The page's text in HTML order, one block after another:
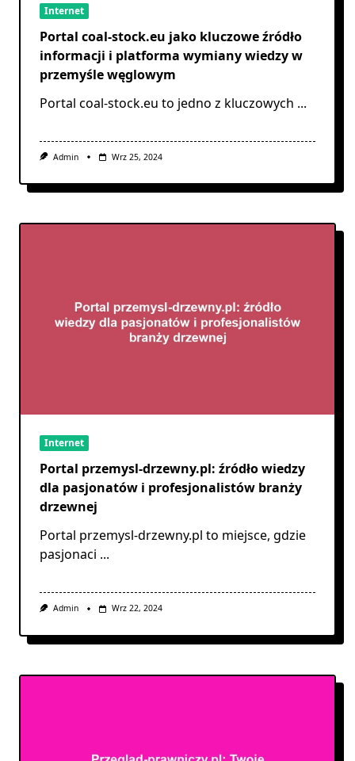
Internet
Portal coal-stock.eu jako kluczowe źródło
informacji i platforma wymiany wiedzy w
przemyśle węglowym
Portal coal-stock.eu to jedno z kluczowych ...
Admin Wrz 25, 2024
Internet
Portal przemysl-drzewny.pl: źródło wiedzy
dla pasjonatów i profesjonalistów branży
drzewnej
Portal przemysl-drzewny.pl to miejsce, gdzie
pasjonaci ...
Admin Wrz 22, 2024